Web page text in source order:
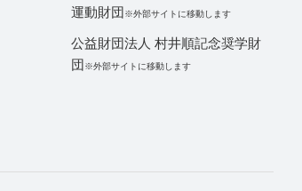
運動財団※外部サイトに移動します
公益財団法人 村井順記念奨学財
団※外部サイトに移動します